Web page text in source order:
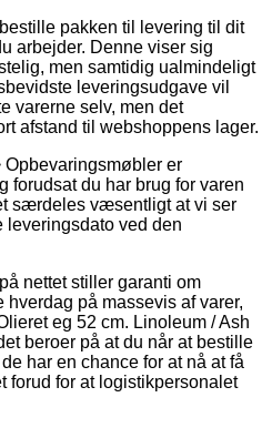
pakken til levering til dit
arbejder. Denne viser sig
men samtidig ualmindeligt
leveringsudgave vil
varerne selv, men det
afstand til webshoppens lager.
Opbevaringsmøbler er
du har brug for varen
særdeles væsentligt at vi ser
ved den
nettet stiller garanti om
på massevis af varer,
eg 52 cm. Linoleum / Ash
beroer på at du når at bestille
har en chance for at nå at få
forud for at logistikpersonalet